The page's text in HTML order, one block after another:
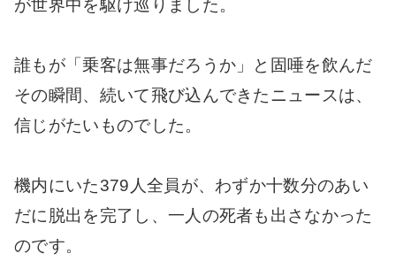
が世界中を駆け巡りました。
誰もが「乗客は無事だろうか」と固唾を飲んだ
その瞬間、続いて飛び込んできたニュースは、
信じがたいものでした。
機内にいた379人全員が、わずか十数分のあい
だに脱出を完了し、一人の死者も出さなかった
のです。